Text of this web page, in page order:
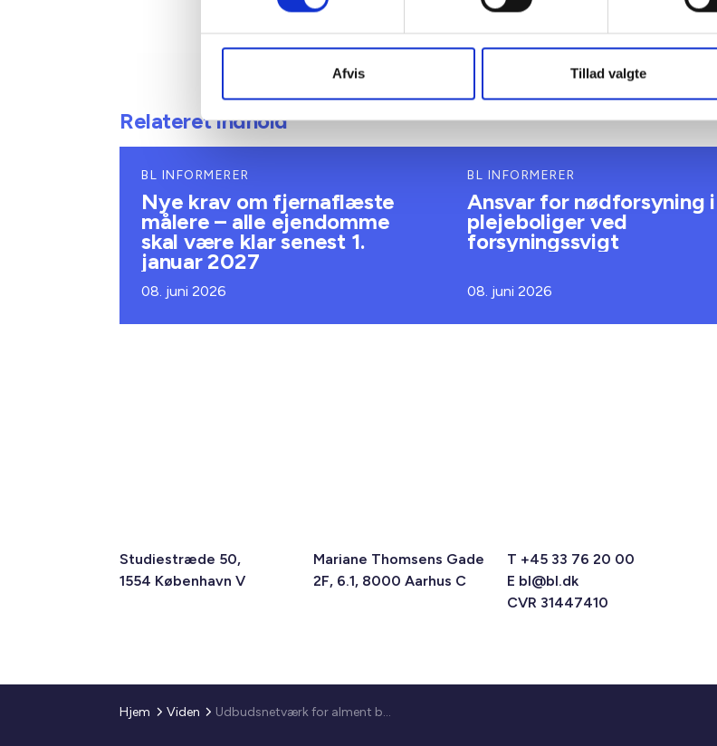
Afvis Tillad valgte
Relateret indhold
BL INFORMERER
Nye krav om fjernaflæste
målere – alle ejendomme
skal være klar senest 1.
januar 2027
08. juni 2026
BL INFORMERER
Ansvar for nødforsyning i
plejeboliger ved
forsyningssvigt
08. juni 2026
Studiestræde 50,
1554 København V
Mariane Thomsens Gade
2F, 6.1, 8000 Aarhus C
T +45 33 76 20 00
E bl@bl.dk
CVR 31447410
Hjem Viden Udbudsnetværk for alment byggeri og drift